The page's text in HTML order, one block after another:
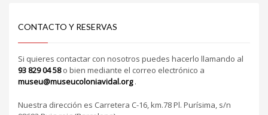
CONTACTO Y RESERVAS
Si quieres contactar con nosotros puedes hacerlo llamando al
93 829 04 58o bien mediante el correo electrónico a
museu@museucoloniavidal.org.
Nuestra dirección es Carretera C-16, km.78 Pl. Purísima, s/n